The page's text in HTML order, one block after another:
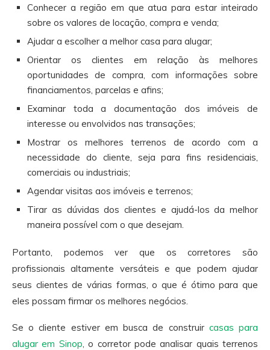
Conhecer a região em que atua para estar inteirado
sobre os valores de locação, compra e venda;
Ajudar a escolher a melhor casa para alugar;
Orientar os clientes em relação às melhores
oportunidades de compra, com informações sobre
financiamentos, parcelas e afins;
Examinar toda a documentação dos imóveis de
interesse ou envolvidos nas transações;
Mostrar os melhores terrenos de acordo com a
necessidade do cliente, seja para fins residenciais,
comerciais ou industriais;
Agendar visitas aos imóveis e terrenos;
Tirar as dúvidas dos clientes e ajudá-los da melhor
maneira possível com o que desejam.
Portanto, podemos ver que os corretores são
profissionais altamente versáteis e que podem ajudar
seus clientes de várias formas, o que é ótimo para que
eles possam firmar os melhores negócios.
Se o cliente estiver em busca de construir casas para
alugar em Sinop, o corretor pode analisar quais terrenos